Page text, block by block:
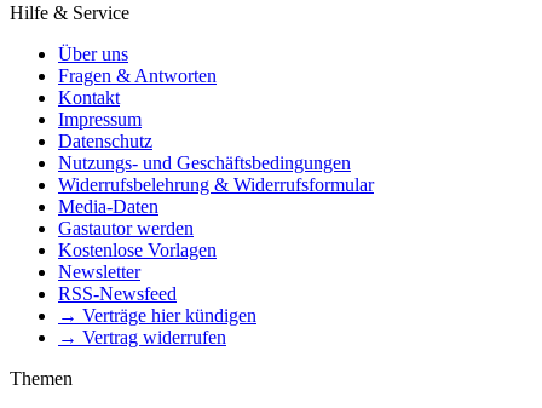
Hilfe & Service
Über uns
Fragen & Antworten
Kontakt
Impressum
Datenschutz
Nutzungs- und Geschäftsbedingungen
Widerrufsbelehrung & Widerrufsformular
Media-Daten
Gastautor werden
Kostenlose Vorlagen
Newsletter
RSS-Newsfeed
→ Verträge hier kündigen
→ Vertrag widerrufen
Themen